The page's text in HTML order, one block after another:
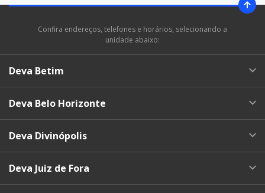
Confira endereços, telefones e horários, selecionando a
unidade abaixo:
Deva Betim
Deva Belo Horizonte
Deva Divinópolis
Deva Juiz de Fora